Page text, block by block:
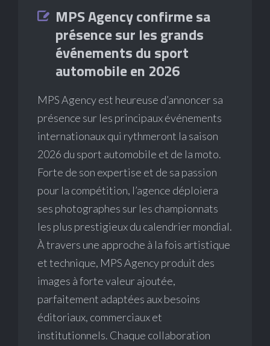
MPS Agency confirme sa
présence sur les grands
événements du sport
automobile en 2026
MPS Agency est heureuse d’annoncer sa
présence sur les principaux événements
internationaux qui rythmeront la saison
2026 du sport automobile et de la moto.
Forte de son expertise et de sa passion
pour la compétition, l’agence déploiera
ses photographes sur les championnats
les plus prestigieux du calendrier mondial.
À travers une approche à la fois artistique
et technique, MPS Agency produit des
images à forte valeur ajoutée,
parfaitement adaptées aux besoins
éditoriaux, commerciaux et
institutionnels. Chaque collaboration